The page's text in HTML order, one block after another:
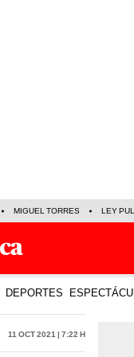
MIGUEL TORRES LEY
DEPORTES
11 Oct 2021 | 7:22 h